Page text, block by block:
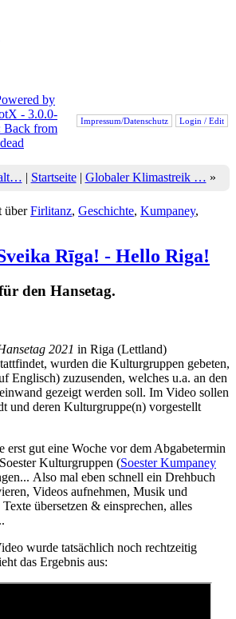
Impressum/Datenschutz Login / Edit
| Startseite| Globaler Klimastreik … »
überFirlitanz, Geschichte, Kumpaney,
Rīga! - Hello Riga!
den Hansetag.
2021 in Riga (Lettland)
wurden die Kulturgruppen gebeten,
Englisch) zuzusenden, welches u.a. an den
gezeigt werden soll. Im Video sollen
und deren Kulturgruppe(n) vorgestellt
erst gut eine Woche vor dem Abgabetermin
Kulturgruppen (Soester Kumpaney
Also mal eben schnell ein Drehbuch
Videos aufnehmen, Musik und
übersetzen & einsprechen, alles
wurde tatsächlich noch rechtzeitig
das Ergebnis aus: